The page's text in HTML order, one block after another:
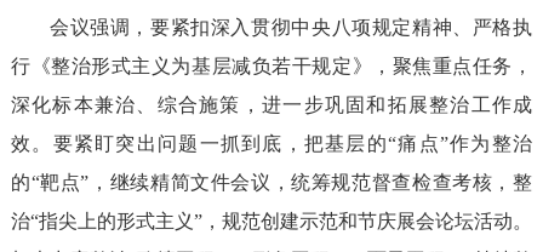
会议强调，要紧扣深入贯彻中央八项规定精神、严格执
行《整治形式主义为基层减负若干规定》，聚焦重点任务，
深化标本兼治、综合施策，进一步巩固和拓展整治工作成
效。要紧盯突出问题一抓到底，把基层的“痛点”作为整治
的“靶点”，继续精简文件会议，统筹规范督查检查考核，整
治“指尖上的形式主义”，规范创建示范和节庆展会论坛活动。